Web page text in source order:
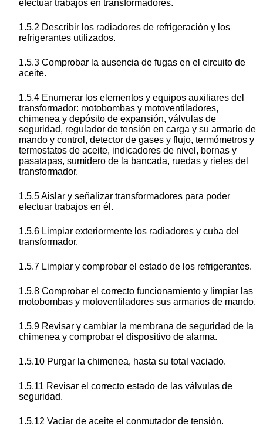
efectuar trabajos en transformadores.
1.5.2 Describir los radiadores de refrigeración y los
refrigerantes utilizados.
1.5.3 Comprobar la ausencia de fugas en el circuito de
aceite.
1.5.4 Enumerar los elementos y equipos auxiliares del
transformador: motobombas y motoventiladores,
chimenea y depósito de expansión, válvulas de
seguridad, regulador de tensión en carga y su armario de
mando y control, detector de gases y flujo, termómetros y
termostatos de aceite, indicadores de nivel, bornas y
pasatapas, sumidero de la bancada, ruedas y rieles del
transformador.
1.5.5 Aislar y señalizar transformadores para poder
efectuar trabajos en él.
1.5.6 Limpiar exteriormente los radiadores y cuba del
transformador.
1.5.7 Limpiar y comprobar el estado de los refrigerantes.
1.5.8 Comprobar el correcto funcionamiento y limpiar las
motobombas y motoventiladores sus armarios de mando.
1.5.9 Revisar y cambiar la membrana de seguridad de la
chimenea y comprobar el dispositivo de alarma.
1.5.10 Purgar la chimenea, hasta su total vaciado.
1.5.11 Revisar el correcto estado de las válvulas de
seguridad.
1.5.12 Vaciar de aceite el conmutador de tensión.